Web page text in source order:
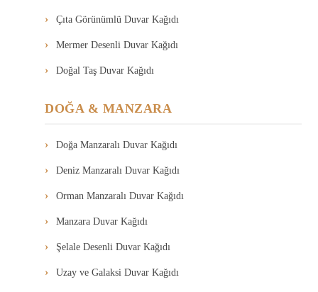
Çıta Görünümlü Duvar Kağıdı
Mermer Desenli Duvar Kağıdı
Doğal Taş Duvar Kağıdı
DOĞA & MANZARA
Doğa Manzaralı Duvar Kağıdı
Deniz Manzaralı Duvar Kağıdı
Orman Manzaralı Duvar Kağıdı
Manzara Duvar Kağıdı
Şelale Desenli Duvar Kağıdı
Uzay ve Galaksi Duvar Kağıdı